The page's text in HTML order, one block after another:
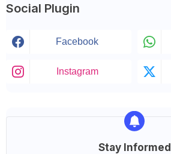
Social Plugin
Facebook
Instagram
Stay Informed